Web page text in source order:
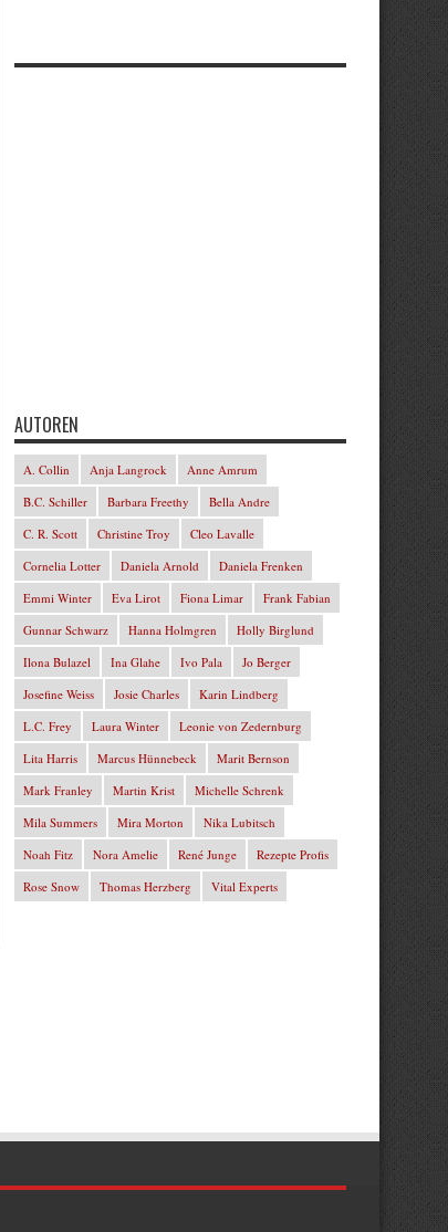
AUTOREN
A. Collin Anja Langrock
Anne Amrum
B.C. Schiller
Barbara Freethy
Bella Andre
C. R. Scott
Christine Troy
Cleo Lavalle
Cornelia Lotter
Daniela Arnold
Daniela Frenken
Emmi Winter
Eva Lirot Fiona Limar
Frank Fabian
Gunnar Schwarz
Hanna Holmgren
Holly Birglund
Ilona Bulazel
Ina Glahe Ivo Pala
Jo Berger
Josefine Weiss
Josie Charles
Karin Lindberg
L.C. Frey
Laura Winter
Leonie von Zedernburg
Lita Harris
Marcus Hünnebeck
Marit Bernson
Mark Franley
Martin Krist
Michelle Schrenk
Mila Summers
Mira Morton
Nika Lubitsch
Noah Fitz
Nora Amelie René Junge
Rezepte Profis
Rose Snow
Thomas Herzberg Vital Experts